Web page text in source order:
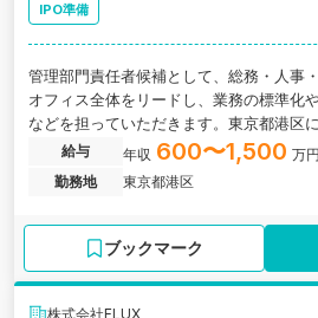
IPO準備
管理部門責任者候補として、総務・人事
オフィス全体をリードし、業務の標準化
などを担っていただきます。東京都港区
トアップ投資に強い金融スタートアップ
給与 年収 600〜1,500 万円
勤務地
東京都港区
ブックマーク
株式会社FLUX